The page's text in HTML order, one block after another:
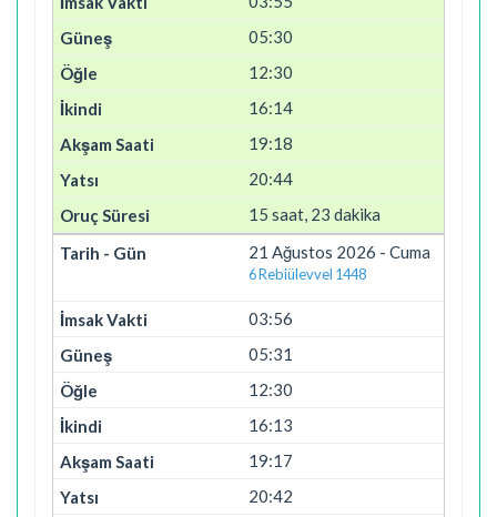
05:30
12:30
16:14
19:18
20:44
15 saat, 23 dakika
21 Ağustos 2026 - Cuma
6 Rebiülevvel 1448
03:56
05:31
12:30
16:13
19:17
20:42